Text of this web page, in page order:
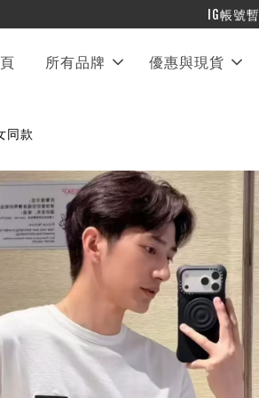
所有品牌 優惠與現貨
同款